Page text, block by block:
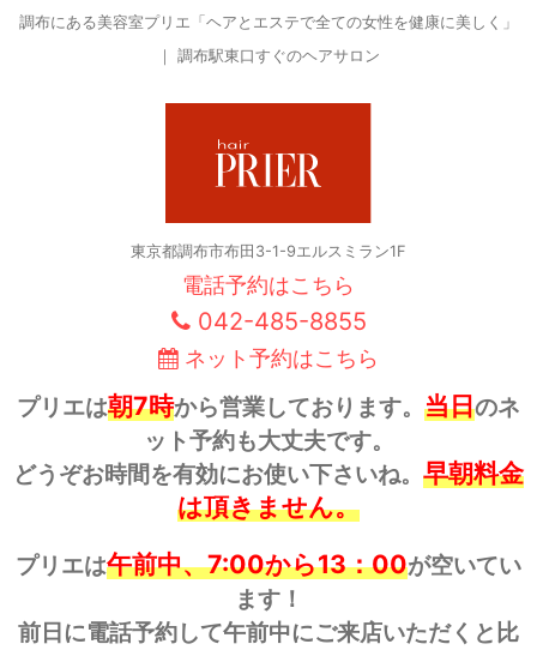
調布にある美容室プリエ「ヘアとエステで全ての女性を健康に美しく」
｜ 調布駅東口すぐのヘアサロン
東京都調布市布田3-1-9エルスミラン1F
電話予約はこちら
042-485-8855
ネット予約はこちら
プリエは朝7時から営業しております。 当日のネ
ット予約も大丈夫です。
どうぞお時間を有効にお使い下さいね。 早朝料金
は頂きません。
プリエは午前中、7:00から13：00が空いてい
ます！
前日に電話予約して午前中にご来店いただくと比